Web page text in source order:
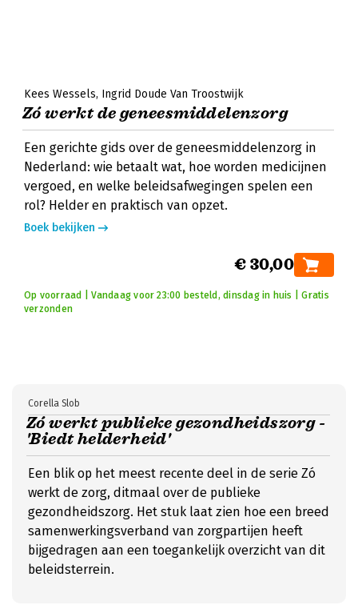
Kees Wessels Ingrid Doude Van Troostwijk
Zó werkt de geneesmiddelenzorg
Een gerichte gids over de geneesmiddelenzorg in
Nederland: wie betaalt wat, hoe worden medicijnen
vergoed, en welke beleidsafwegingen spelen een
rol? Helder en praktisch van opzet.
Boek bekijken
€ 30,00
Op voorraad | Vandaag voor 23:00 besteld, dinsdag in huis | Gratis
verzonden
Zó werkt publieke gezondheidszorg -
'Biedt helderheid'
Corella Slob
Een blik op het meest recente deel in de serie Zó
werkt de zorg, ditmaal over de publieke
gezondheidszorg. Het stuk laat zien hoe een breed
samenwerkingsverband van zorgpartijen heeft
bijgedragen aan een toegankelijk overzicht van dit
beleidsterrein.